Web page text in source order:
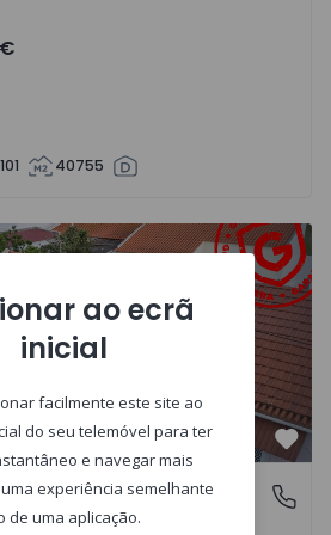
101 40755
Montijo e Afonsoeiro -
Setúbal
Setúbal
ao ecrã
inicial
facilmente este site ao
do seu telemóvel para ter
e navegar mais
experiência semelhante
de uma aplicação.